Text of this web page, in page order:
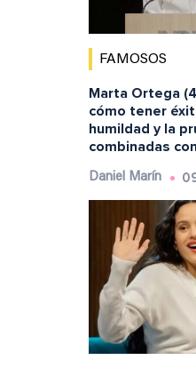
FAMOSOS
Marta Ortega
cómo tener
humildad y la
combinadas
Daniel Marín